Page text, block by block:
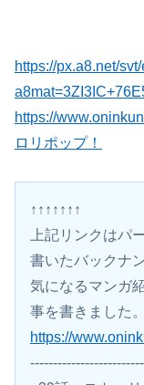
https://px.a8.net/
https://
ロリポップ！
↑↑↑↑↑↑↑
上記リンクはパ
書いたバックナ
気になるマンガ
事を書きました
https://